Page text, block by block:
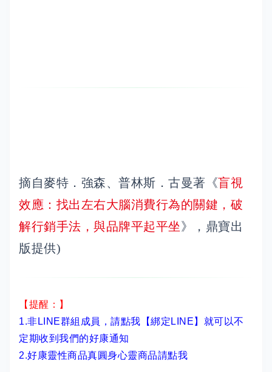
摘自麥特．強森、普林斯．古曼著《盲視
效應：找出左右大腦消費行為的關鍵，破
解行銷手法，與品牌平起平坐》，鼎寶出
版提供)
【提醒：】
1.非LINE群組成員， 請點我【綁定LINE】 就可以不
定期收到我們的好康通知
2.好康靈性商品真圓身心靈商品請點我